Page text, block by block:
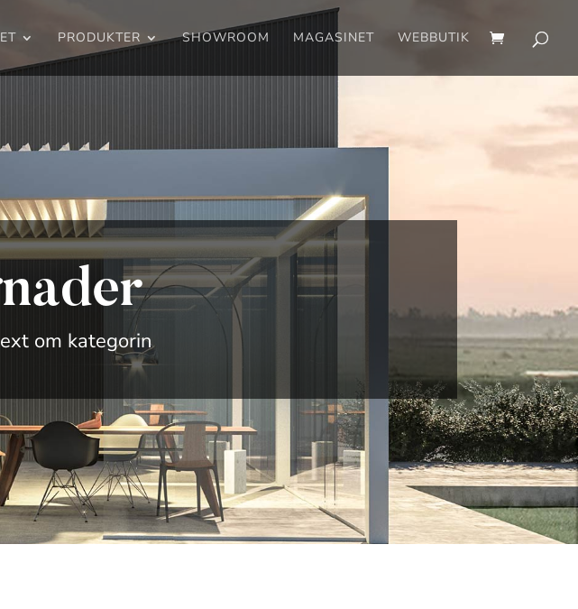
PRODUKTER SHOWROOM MAGASINET WEBBUTIK
om kategorin